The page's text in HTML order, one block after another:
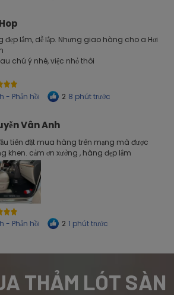
đẹp lắm, dễ lắp. Nhưng giao hàng cho a Hơi
chú ý nhé, việc nhỏ thôi
- Phản hồi 8 phút trước
2
Vân Anh
tiên đặt mua hàng trên mạng mà được
khen. cảm ơn xưởng , hàng đẹp lắm
- Phản hồi 1 phút trước
2
THẢM LÓT SÀN